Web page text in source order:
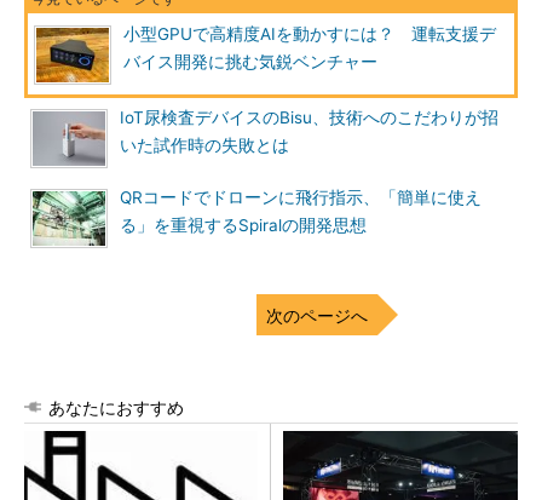
小型GPUで高精度AIを動かすには？ 運転支援デ
バイス開発に挑む気鋭ベンチャー
IoT尿検査デバイスのBisu、技術へのこだわりが招
いた試作時の失敗とは
QRコードでドローンに飛行指示、「簡単に使え
る」を重視するSpiralの開発思想
次のページへ
あなたにおすすめ